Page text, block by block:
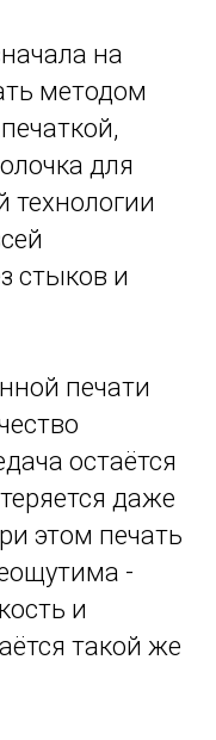
на
методом
для
технологии
стыков и
печати
остаётся
даже
этом печать
-
и
такой же